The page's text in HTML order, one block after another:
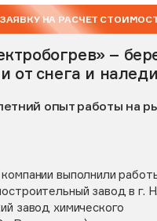
НА РАСЧЕТ
–
от снега и
опыт работы на
выполнили
завод в г. Н.
завод химического